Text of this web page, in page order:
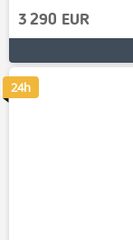
3 290 EUR
24h